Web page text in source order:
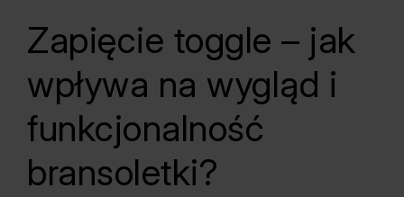
Zapięcie toggle – jak
wpływa na wygląd i
funkcjonalność
bransoletki?